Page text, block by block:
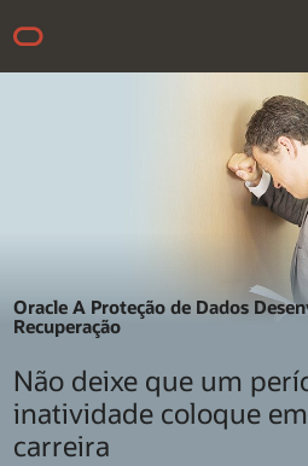
OracleA Proteção de Dados
Recuperação
Não deixe que um
inatividade coloque
carreira